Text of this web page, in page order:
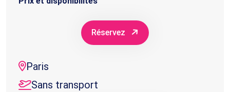
Réservez
Paris
Sans transport